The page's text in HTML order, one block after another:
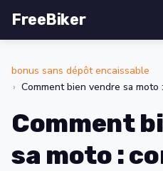
FreeBiker
bonus sans dépôt encaissable
Comment bien vendre sa
Comment
sa moto :